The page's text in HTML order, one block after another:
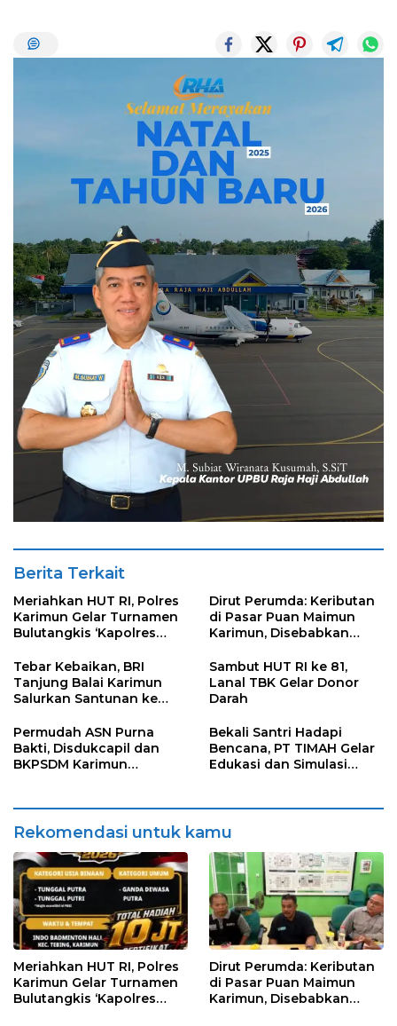
Berita Terkait
Meriahkan HUT RI, Polres
Karimun Gelar Turnamen
Bulutangkis ‘Kapolres
Dirut Perumda: Keributan
di Pasar Puan Maimun
Karimun, Disebabkan
Petugas dan Pedagang
Tebar Kebaikan, BRI
Tanjung Balai Karimun
Salurkan Santunan ke
Sambut HUT RI ke 81,
Lanal TBK Gelar Donor
Darah
Permudah ASN Purna
Bakti, Disdukcapil dan
BKPSDM Karimun
Bekali Santri Hadapi
Bencana, PT TIMAH Gelar
Edukasi dan Simulasi
Darul Furqan
Rekomendasi untuk kamu
Meriahkan HUT RI, Polres
Karimun Gelar Turnamen
Bulutangkis ‘Kapolres
Dirut Perumda: Keributan
di Pasar Puan Maimun
Karimun, Disebabkan